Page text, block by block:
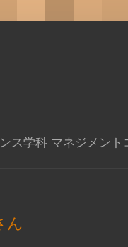
ス学科 マネジメント
ん